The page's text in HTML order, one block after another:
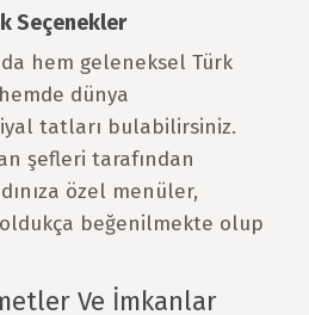
Seçenekler
hem geleneksel Türk
dünya
tatları bulabilirsiniz.
şefleri tarafından
özel menüler,
beğenilmekte olup
Ve İmkanlar